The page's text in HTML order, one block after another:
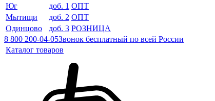
Юг
доб. 1 ОПТ
Мытищи
доб. 2 ОПТ
Одинцово
доб. 3 РОЗНИЦА
8 800 200-04-05Звонок бесплатный по всей России
Каталог товаров